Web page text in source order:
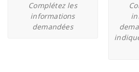
Complétez les
informations
demandées